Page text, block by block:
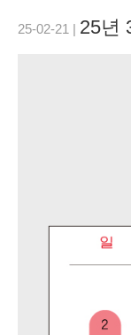
25-02-21 | 25년